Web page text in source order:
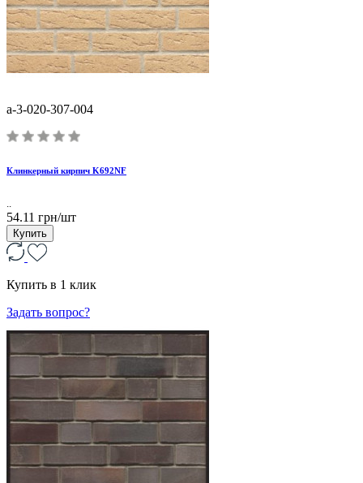
a-3-020-307-004
Клинкерный кирпич K692NF
..
54.11 грн/шт
Купить
Купить в 1 клик
Задать вопрос?